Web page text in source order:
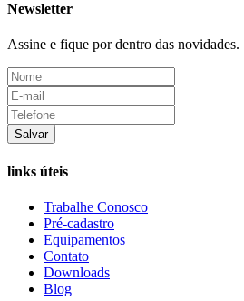
Newsletter
Assine e fique por dentro das novidades.
Salvar
links úteis
Trabalhe Conosco
Pré-cadastro
Equipamentos
Contato
Downloads
Blog